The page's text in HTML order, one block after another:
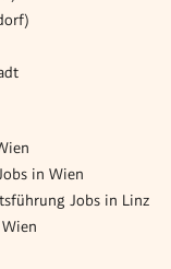
in Wien
Jobs in Linz